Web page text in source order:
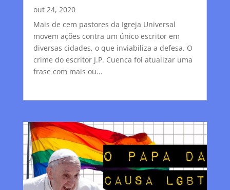
out 24, 2020
Mais de cem pastores da Igreja Universal
movem ações contra um único escritor em
diversas cidades, o que inviabiliza a defesa. O
crime do escritor J.P. Cuenca foi atualizar uma
frase com mais ou...